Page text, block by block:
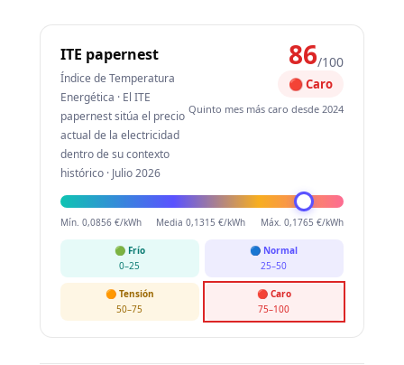
ITE papernest
Índice de Temperatura
Energética · El ITE
papernest sitúa el precio
actual de la electricidad
dentro de su contexto
histórico · Julio 2026
86/100
🔴 Caro
Quinto mes más caro desde 2024
Mín. 0,0856 €/kWh Media 0,1315 €/kWh Máx. 0,1765 €/kWh
🟢 Frío
0–25
🔵 Normal
25–50
🟠 Tensión
50–75
🔴 Caro
75–100